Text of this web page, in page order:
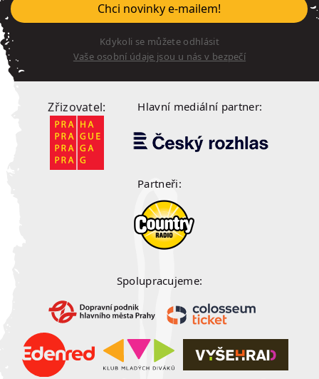
Chci novinky e-mailem!
Kdykoli se můžete odhlásit
Vaše osobní údaje jsou u nás v bezpečí
Zřizovatel: Hlavní mediální partner:
Partneři:
Spolupracujeme: